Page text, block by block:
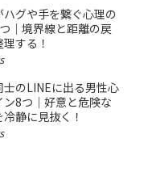
ハグや手を繋ぐ心理の
｜境界線と距離の戻
する！
士のLINEに出る男性心
ン8つ｜好意と危険な
静に見抜く！